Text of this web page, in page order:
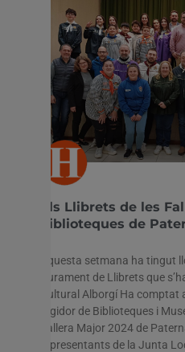
Els Llibrets de les
biblioteques de
Aquesta setmana ha tingut
lliurament de Llibrets que
Cultural Alborgí Ha comptat
regidor de Biblioteques i
Fallera Major 2024 de
representants de la Junta
Utilitzem cookies al nostre
l'experiència més rellevant
i visites repetides. En fer clic
l'ús de TOTES les cookies.
"Configuració de les galetes"